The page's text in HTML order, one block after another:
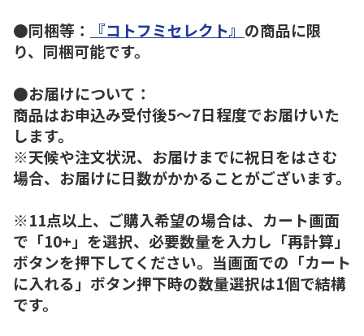
●同梱等：
『コトフミセレクト』 の商品に限
り、同梱可能です。
●お届けについて：
商品はお申込み受付後5～7日程度でお届けいた
します。
※天候や注文状況、お届けまでに祝日をはさむ
場合、お届けに日数がかかることがございます。
※11点以上、ご購入希望の場合は、カート画面
で「10+」を選択、必要数量を入力し「再計算」
ボタンを押下してください。当画面での「カート
に入れる」ボタン押下時の数量選択は1個で結構
です。